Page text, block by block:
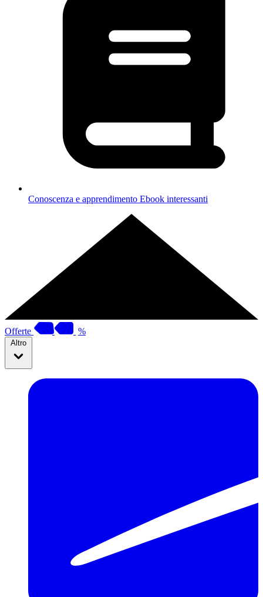
Conoscenza e apprendimento Ebook interessanti
Offerte %
Altro